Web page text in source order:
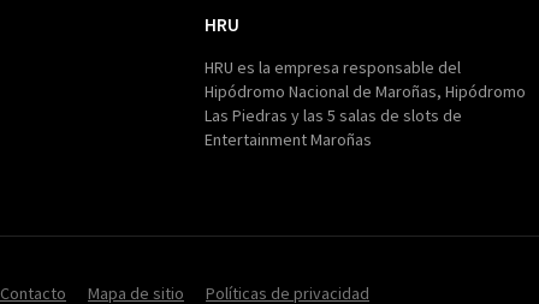
HRU
HRU es la empresa responsable del
Hipódromo Nacional de Maroñas, Hipódromo
Las Piedras y las 5 salas de slots de
Entertainment Maroñas
Contacto Mapa de sitio Políticas de privacidad